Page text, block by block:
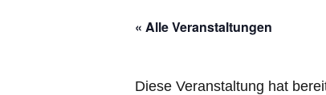
« Alle Veranstaltungen
Diese Veranstaltung hat